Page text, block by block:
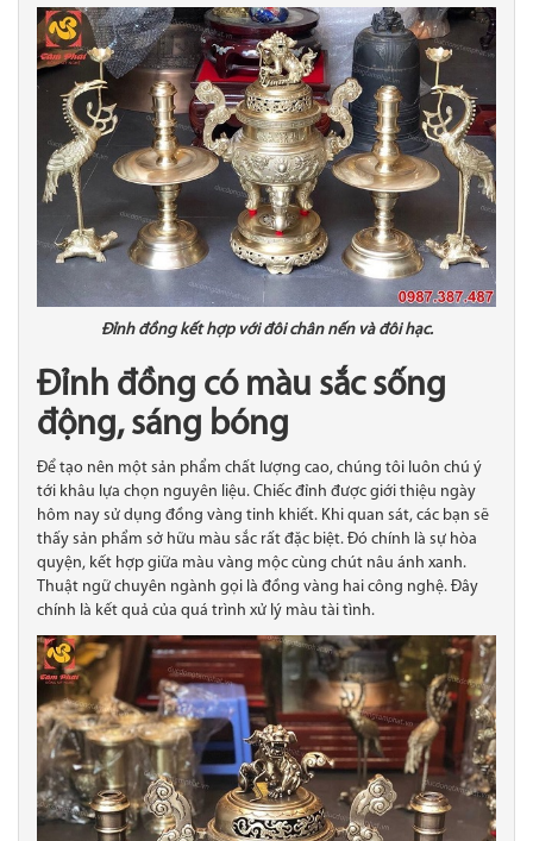
Đỉnh đồng kết hợp với đôi chân nến và đôi hạc.
Đỉnh đồng có màu sắc sống
động, sáng bóng
Để tạo nên một sản phẩm chất lượng cao, chúng tôi luôn chú ý
tới khâu lựa chọn nguyên liệu. Chiếc đỉnh được giới thiệu ngày
hôm nay sử dụng đồng vàng tinh khiết. Khi quan sát, các bạn sẽ
thấy sản phẩm sở hữu màu sắc rất đặc biệt. Đó chính là sự hòa
quyện, kết hợp giữa màu vàng mộc cùng chút nâu ánh xanh.
Thuật ngữ chuyên ngành gọi là đồng vàng hai công nghệ. Đây
chính là kết quả của quá trình xử lý màu tài tình.